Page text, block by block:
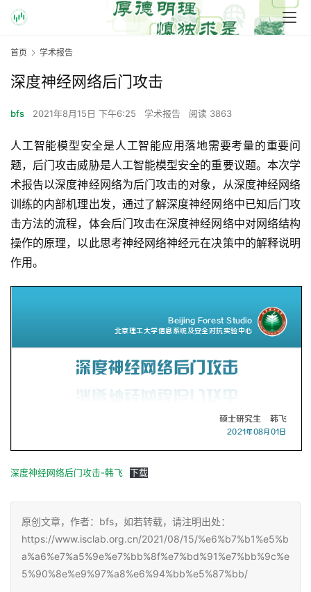
首页 学术报告
深度神经网络后门攻击
bfs 2021年8月15日 下午6:25 学术报告 阅读 3863
人工智能模型安全是人工智能应用落地需要考量的重要问
题，后门攻击威胁是人工智能模型安全的重要议题。本次学
术报告以深度神经网络为后门攻击的对象，从深度神经网络
训练的内部机理出发，通过了解深度神经网络中已知后门攻
击方法的流程，体会后门攻击在深度神经网络中对网络结构
操作的原理，以此思考神经网络神经元在决策中的解释说明
作用。
深度神经网络后门攻击-韩飞 下载
原创文章，作者：bfs，如若转载，请注明出处：
https://www.isclab.org.cn/2021/08/15/%e6%b7%b1%e5%b
a%a6%e7%a5%9e%e7%bb%8f%e7%bd%91%e7%bb%9c%e
5%90%8e%e9%97%a8%e6%94%bb%e5%87%bb/